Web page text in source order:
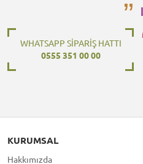
WHATSAPP SİPARİŞ HATTI
0555 351 00 00
KURUMSAL
Hakkımızda